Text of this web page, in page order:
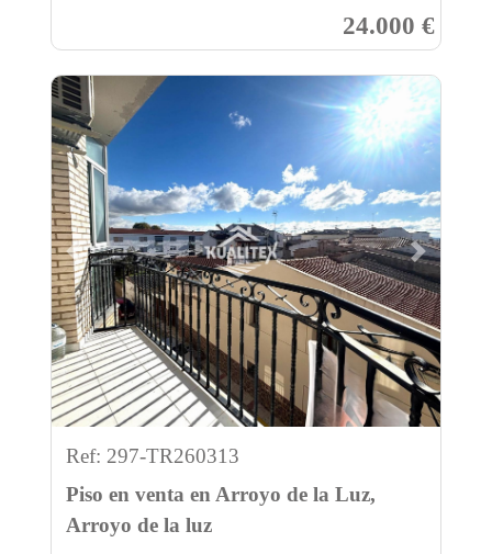
24.000 €
Previous Next
Ref: 297-TR260313
Piso en venta en Arroyo de la Luz,
Arroyo de la luz